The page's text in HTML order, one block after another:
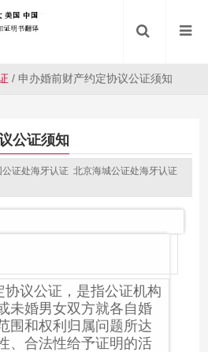
/ 申办婚前财产约定协议公证须知
公证须知
公证处海牙认证 北京海城公证处海牙认证
议公证，是指公证机构
未婚男女双方就各自婚
围和权利归属问题所达
、合法性给予证明的活